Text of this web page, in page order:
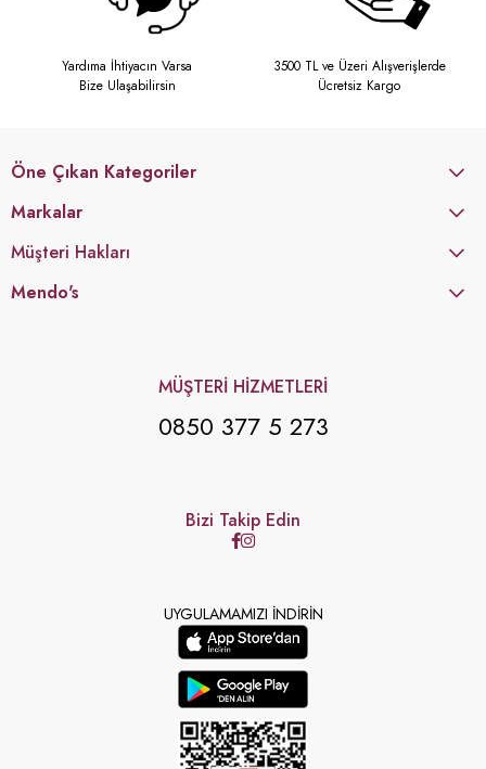
Yardıma İhtiyacın Varsa
Bize Ulaşabilirsin
3500 TL ve Üzeri Alışverişlerde
Ücretsiz Kargo
Öne Çıkan Kategoriler
Markalar
Müşteri Hakları
Mendo's
MÜŞTERİ HİZMETLERİ
0850 377 5 273
Bizi Takip Edin
UYGULAMAMIZI İNDİRİN